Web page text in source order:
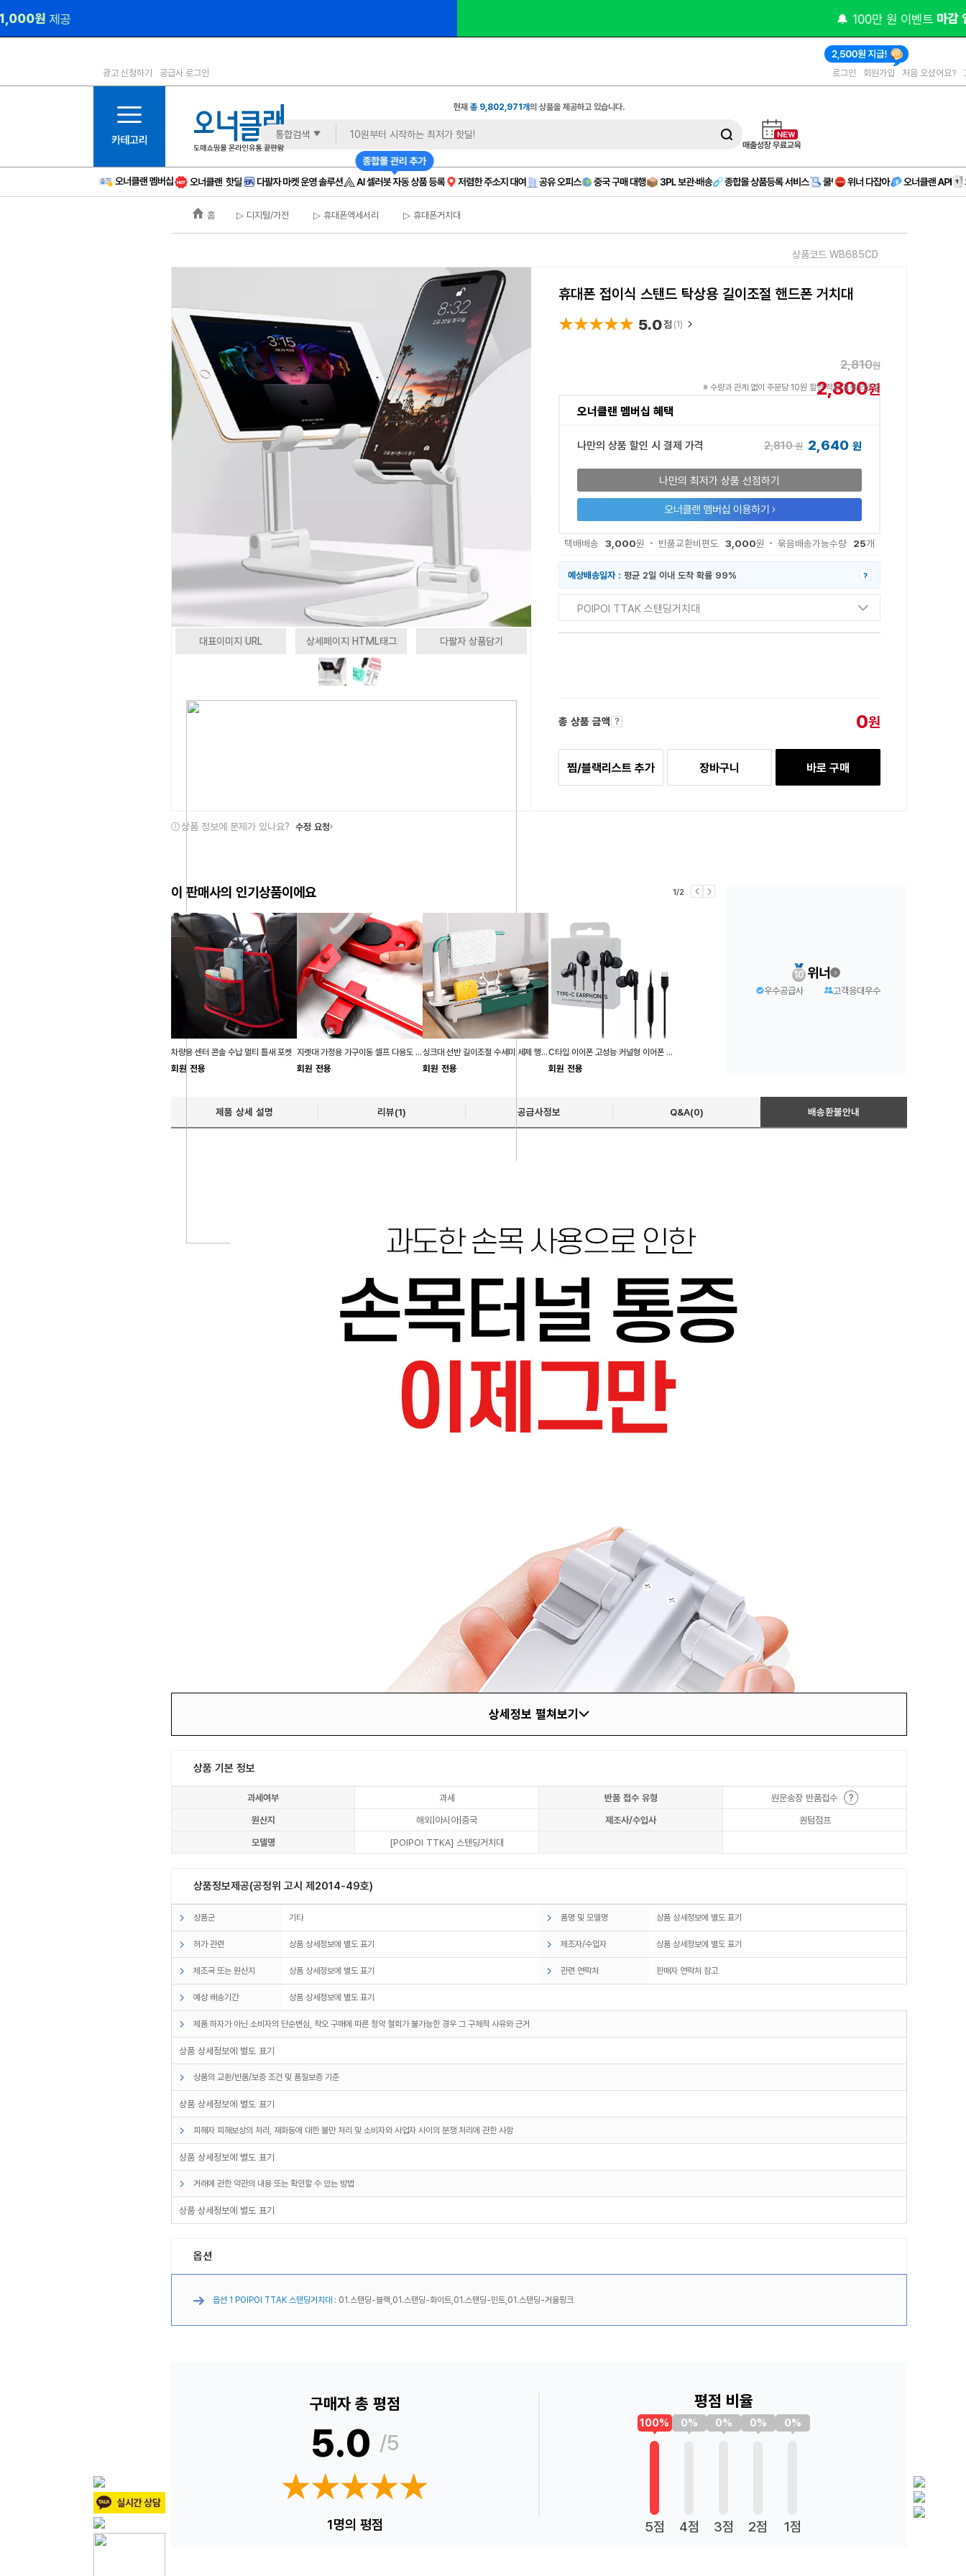
1등급
6등급
11등급
12등급
15등급
16등급
광고 신청하기 공급사 로그인 로그인 회원가입 처음 오셨어요?
현재총 9,802,971개의 상품을 제공하고 있습니다.
통합검색
홈 ▷ 디지털/가전 ▷ 휴대폰액세서리 ▷ 휴대폰거치대
상품코드 WB685CD
대표이미지 URL 상세페이지 HTML태그 다팔자 상품담기
휴대폰 접이식 스탠드 탁상용 길이조절 핸드폰 거치대
★★★★★
★★★★★ 5.0점 (1)
2,810원
2,800원
※ 수량과 관계 없이 주문당 10원 할인 적용 프로모션 중
오너클랜 멤버십 혜택
나만의 상품 할인 시 결제 가격 2,810원 2,640 원
나만의 최저가 상품 선점하기
택배배송 3,000원 반품교환비편도 3,000원 묶음배송가능수량 25개
예상배송일자 : 평균 2일 이내 도착 확률 99% ?
POIPOI TTAK 스탠딩거치대
총 상품 금액 0원
찜/블랙리스트 추가 장바구니 바로 구매
상품 정보에 문제가 있나요? 수정 요청
이 판매사의 인기상품이에요 1/2
차량용 센터 콘솔 수납 멀티 틈새 포켓
회원 전용
지렛대 가정용 가구이동 셀프 다용도 바퀴 만능지렛대
회원 전용
싱크대 선반 길이조절 수세미 세제 행주 걸이 거치대
회원 전용
C타입 이어폰 고성능 커널형 이어폰 S20/노트/프로
회원 전용
위너
우수공급사 고객응대우수
제품 상세 설명 리뷰(1) 공급사정보 Q&A(0) 배송환불안내
상세정보 펼쳐보기
상품 기본 정보
과세여부 과세 반품 접수 유형
원운송장 반품접수
원산지
해외|아시아|중국 제조사/수입사
퀀텀점프
모델명
[POIPOI TTKA] 스텐딩거치대
상품정보제공(공정위 고시 제2014-49호)
상품군 기타 품명 및 모델명 상품 상세정보에 별도 표기
허가 관련 상품 상세정보에 별도 표기 제조자/수입자 상품 상세정보에 별도 표기
제조국 또는 원산지 상품 상세정보에 별도 표기 관련 연락처 판매자 연락처 참고
예상 배송기간 상품 상세정보에 별도 표기
제품 하자가 아닌 소비자의 단순변심, 착오 구매에 따른 청약 철회가 불가능한 경우 그 구체적 사유와 근거
상품 상세정보에 별도 표기
상품의 교환/반품/보증 조건 및 품질보증 기준
상품 상세정보에 별도 표기
피해자 피해보상의 처리, 재화등에 대한 불만 처리 및 소비자와 사업자 사이의 분쟁 처리에 관한 사항
상품 상세정보에 별도 표기
거래에 관한 약관의 내용 또는 확인할 수 있는 방법
상품 상세정보에 별도 표기
옵션
옵션 1 POIPOI TTAK 스탠딩거치대 : 01.스탠딩-블랙,01.스탠딩-화이트,01.스탠딩-민트,01.스탠딩-거울핑크
구매자 총 평점
5.0 /5
★★★★★
★★★★★
1명의 평점
평점 비율
100%
5점
0%
4점
0%
3점
0%
2점
0%
1점